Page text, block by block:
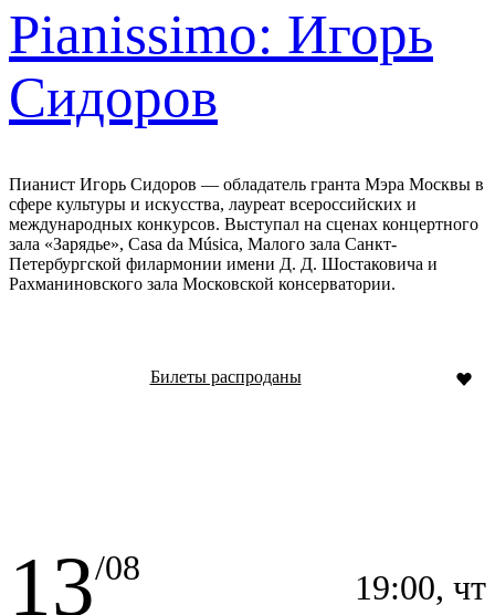
Pianissimo: Игорь
Сидоров
Пианист Игорь Сидоров — обладатель гранта Мэра Москвы в
сфере культуры и искусства, лауреат всероссийских и
международных конкурсов. Выступал на сценах концертного
зала «Зарядье», Casa da Música, Малого зала Санкт-
Петербургской филармонии имени Д. Д. Шостаковича и
Рахманиновского зала Московской консерватории.
Билеты распроданы
13/08 19:00, чт